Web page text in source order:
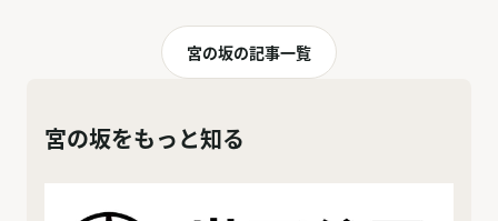
宮の坂の記事一覧
宮の坂をもっと知る